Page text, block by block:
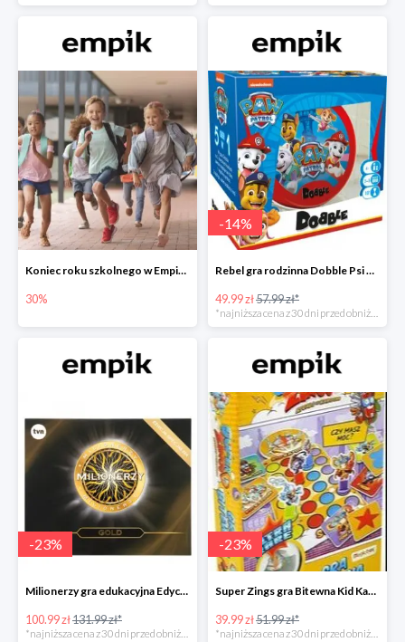
Koniec roku szkolnego w Empiku - prezenty dla dzieci i nauczycieli do -30%
30%
-14%
Rebel gra rodzinna Dobble Psi Patrol w Empiku Premium
49.99 zł57.99 zł*
-23%
Milionerzy gra edukacyjna Edycja Gold w super cenie w Empiku Premium
100.99 zł131.99 zł*
*najniższa cena z 30 dni przed obniżką
-23%
Super Zings gra Bitewna Kid Kazom w super cenie w Empiku Premium
39.99 zł51.99 zł*
*najniższa cena z 30 dni przed obniżką